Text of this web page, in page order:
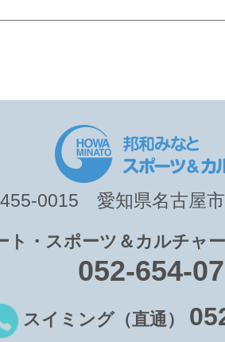
0015 愛知県名古屋
ト・スポーツ＆カルチャ
052-654-
スイミング（直通）